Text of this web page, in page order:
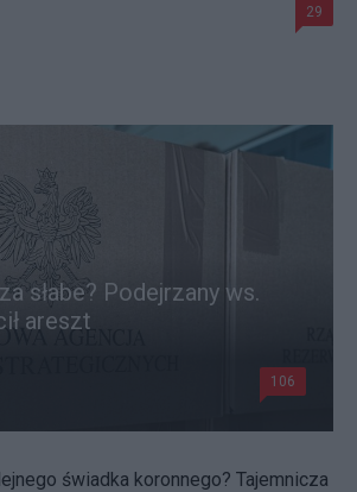
29
słabe? Podejrzany ws.
areszt
106
świadka koronnego? Tajemnicza